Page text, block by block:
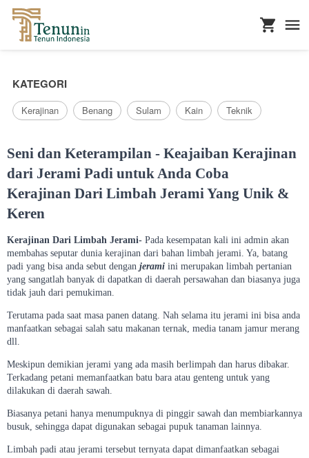
KATEGORI
Kerajinan Benang Sulam Kain Teknik
Seni dan Keterampilan - Keajaiban Kerajinan
dari Jerami Padi untuk Anda Coba
Kerajinan Dari Limbah Jerami Yang Unik &
Keren
Kerajinan Dari Limbah Jerami- Pada kesempatan kali ini admin akan
membahas seputar dunia kerajinan dari bahan limbah jerami. Ya, batang
padi yang bisa anda sebut dengan jerami ini merupakan limbah pertanian
yang sangatlah banyak di dapatkan di daerah persawahan dan biasanya juga
tidak jauh dari pemukiman.
Terutama pada saat masa panen datang. Nah selama itu jerami ini bisa anda
manfaatkan sebagai salah satu makanan ternak, media tanam jamur merang
dll.
Meskipun demikian jerami yang ada masih berlimpah dan harus dibakar.
Terkadang petani memanfaatkan batu bara atau genteng untuk yang
dilakukan di daerah sawah.
Biasanya petani hanya menumpuknya di pinggir sawah dan membiarkannya
busuk, sehingga dapat digunakan sebagai pupuk tanaman lainnya.
Limbah padi atau jerami tersebut ternyata dapat dimanfaatkan sebagai